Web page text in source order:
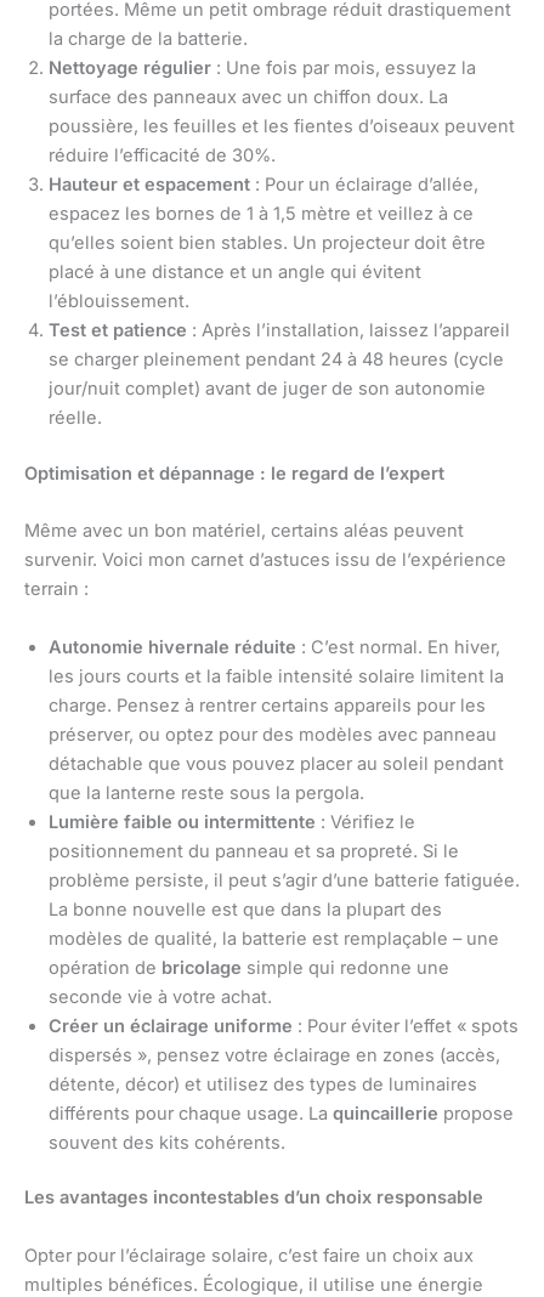
portées. Même un petit ombrage réduit drastiquement
la charge de la batterie.
Nettoyage régulier : Une fois par mois, essuyez la
surface des panneaux avec un chiffon doux. La
poussière, les feuilles et les fientes d’oiseaux peuvent
réduire l’efficacité de 30%.
Hauteur et espacement : Pour un éclairage d’allée,
espacez les bornes de 1 à 1,5 mètre et veillez à ce
qu’elles soient bien stables. Un projecteur doit être
placé à une distance et un angle qui évitent
l’éblouissement.
Test et patience : Après l’installation, laissez l’appareil
se charger pleinement pendant 24 à 48 heures (cycle
jour/nuit complet) avant de juger de son autonomie
réelle.
Optimisation et dépannage : le regard de l’expert
Même avec un bon matériel, certains aléas peuvent
survenir. Voici mon carnet d’astuces issu de l’expérience
terrain :
Autonomie hivernale réduite : C’est normal. En hiver,
les jours courts et la faible intensité solaire limitent la
charge. Pensez à rentrer certains appareils pour les
préserver, ou optez pour des modèles avec panneau
détachable que vous pouvez placer au soleil pendant
que la lanterne reste sous la pergola.
Lumière faible ou intermittente : Vérifiez le
positionnement du panneau et sa propreté. Si le
problème persiste, il peut s’agir d’une batterie fatiguée.
La bonne nouvelle est que dans la plupart des
modèles de qualité, la batterie est remplaçable – une
opération de bricolage simple qui redonne une
seconde vie à votre achat.
Créer un éclairage uniforme : Pour éviter l’effet « spots
dispersés », pensez votre éclairage en zones (accès,
détente, décor) et utilisez des types de luminaires
différents pour chaque usage. La quincaillerie propose
souvent des kits cohérents.
Les avantages incontestables d’un choix responsable
Opter pour l’éclairage solaire, c’est faire un choix aux
multiples bénéfices. Écologique, il utilise une énergie